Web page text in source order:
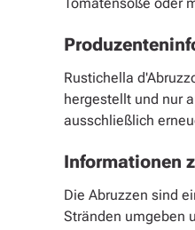
Rustichella
hergestellt und nur
ausschließlich
Informationen
Die Abruzzen sind
Stränden umgeben